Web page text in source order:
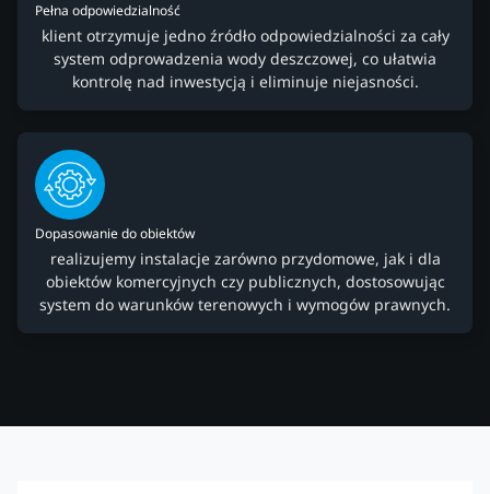
Pełna odpowiedzialność
klient otrzymuje jedno źródło odpowiedzialności za cały
system odprowadzenia wody deszczowej, co ułatwia
kontrolę nad inwestycją i eliminuje niejasności.
Dopasowanie do obiektów
realizujemy instalacje zarówno przydomowe, jak i dla
obiektów komercyjnych czy publicznych, dostosowując
system do warunków terenowych i wymogów prawnych.